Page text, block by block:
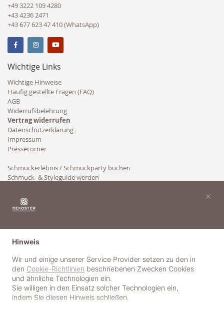
+49 3222 109 4280
+43 4236 2471
+43 677 623 47 410 (WhatsApp)
Wichtige Links
Wichtige Hinweise
Häufig gestellte Fragen (FAQ)
AGB
Widerrufsbelehrung
Vertrag widerrufen
Datenschutzerklärung
Impressum
Pressecorner
Schmuckerlebnis / Schmuckparty buchen
Schmuck- & Styleguide werden
Hinweis
Wir und einige unserer Service Provider setzen zu den in
den Cookie-Richtlinien beschriebenen Zwecken Cookies
und ähnliche Technologien ein.
Sie willigen in den Einsatz solcher Technologien ein,
indem Sie diesen Hinweis schließen.
×